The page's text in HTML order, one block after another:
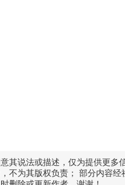
其说法或描述，仅为提供更
不为其版权负责； 部分内容